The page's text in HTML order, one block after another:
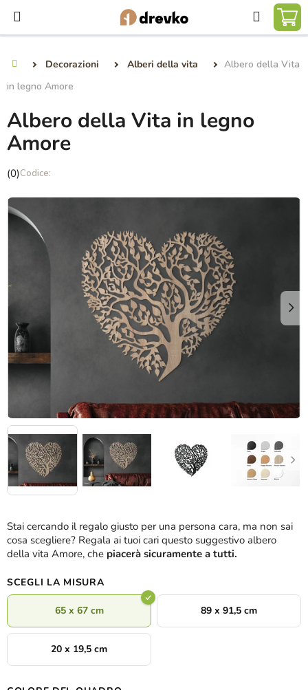
contenuto
Ricerca
Decorazioni Alberi della vita
Albero della Vita
in legno Amore
Stai cercando il regalo giusto per una persona cara, ma non sai
cosa scegliere? Regala ai tuoi cari questo suggestivo albero
della vita Amore, che piacerà sicuramente a tutti.
SCEGLI LA MISURA
65 x 67 cm 89 x 91,5 cm
20 x 19,5 cm
Albero della Vita in legno
Amore
La
media
del
prodotto
5
(0)